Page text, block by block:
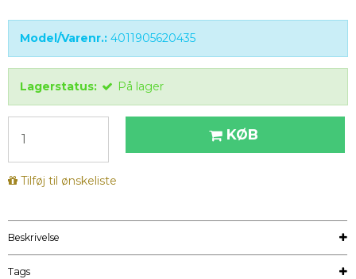
Model/Varenr.: 4011905620435
Lagerstatus: På lager
KØB
Tilføj til ønskeliste
Beskrivelse
Tags